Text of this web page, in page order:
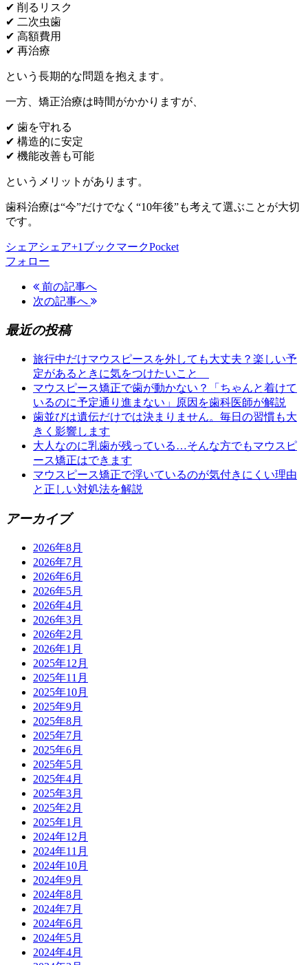
✔ 削るリスク
✔ 二次虫歯
✔ 高額費用
✔ 再治療
という長期的な問題を抱えます。
一方、矯正治療は時間がかかりますが、
✔ 歯を守れる
✔ 構造的に安定
✔ 機能改善も可能
というメリットがあります。
歯科治療は“今”だけでなく“10年後”も考えて選ぶことが大切
です。
シェアシェア+1 ブックマークPocket
フォロー
前の記事へ
次の記事へ
最近の投稿
旅行中だけマウスピースを外しても大丈夫？楽しい予
定があるときに気をつけたいこと
マウスピース矯正で歯が動かない？「ちゃんと着けて
いるのに予定通り進まない」原因を歯科医師が解説
歯並びは遺伝だけでは決まりません。毎日の習慣も大
きく影響します
大人なのに乳歯が残っている…そんな方でもマウスピ
ース矯正はできます
マウスピース矯正で浮いているのが気付きにくい理由
と正しい対処法を解説
アーカイブ
2026年8月
2026年7月
2026年6月
2026年5月
2026年4月
2026年3月
2026年2月
2026年1月
2025年12月
2025年11月
2025年10月
2025年9月
2025年8月
2025年7月
2025年6月
2025年5月
2025年4月
2025年3月
2025年2月
2025年1月
2024年12月
2024年11月
2024年10月
2024年9月
2024年8月
2024年7月
2024年6月
2024年5月
2024年4月